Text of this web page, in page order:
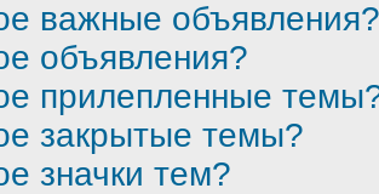
важные объявления?
объявления?
прилепленные
закрытые темы?
значки тем?